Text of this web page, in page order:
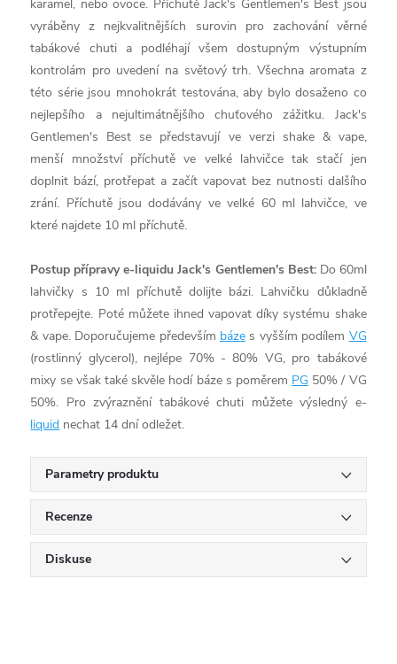
karamel, nebo ovoce. Příchutě Jack's Gentlemen's Best jsou
vyráběny z nejkvalitnějších surovin pro zachování věrné
tabákové chuti a podléhají všem dostupným výstupním
kontrolám pro uvedení na světový trh. Všechna aromata z
této série jsou mnohokrát testována, aby bylo dosaženo co
nejlepšího a nejultimátnějšího chuťového zážitku. Jack's
Gentlemen's Best se představují ve verzi shake & vape,
menší množství příchutě ve velké lahvičce tak stačí jen
doplnit bází, protřepat a začít vapovat bez nutnosti dalšího
zrání. Příchutě jsou dodávány ve velké 60 ml lahvičce, ve
které najdete 10 ml příchutě.
Postup přípravy e-liquidu Jack's Gentlemen's Best:Do 60ml
lahvičky s 10 ml příchutě dolijte bázi. Lahvičku důkladně
protřepejte. Poté můžete ihned vapovat díky systému shake
& vape. Doporučujeme především báze s vyšším podílem VG
(rostlinný glycerol), nejlépe 70% - 80% VG, pro tabákové
mixy se však také skvěle hodí báze s poměrem PG 50% / VG
50%. Pro zvýraznění tabákové chuti můžete výsledný e-
liquid nechat 14 dní odležet.
Parametry produktu
Recenze
Diskuse